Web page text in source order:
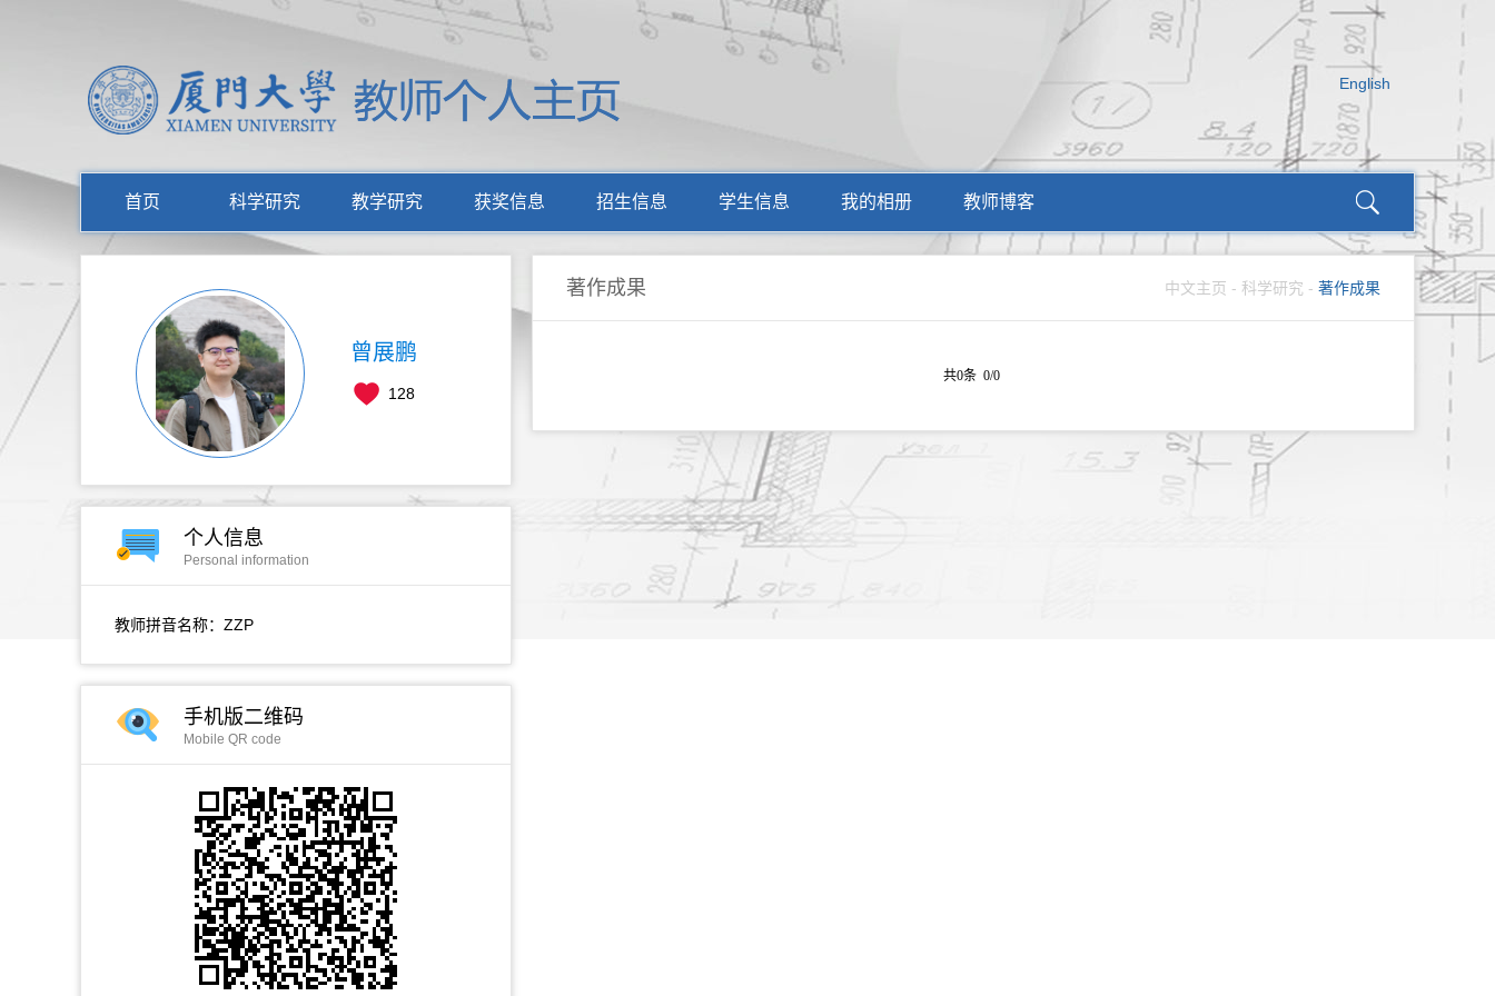
English
首页 科学研究 教学研究 获奖信息 招生信息 学生信息 我的相册 教师博客
曾展鹏
128
个人信息
Personal information
教师拼音名称：ZZP
手机版二维码
Mobile QR code
著作成果 中文主页 - 科学研究 - 著作成果
共0条 0/0